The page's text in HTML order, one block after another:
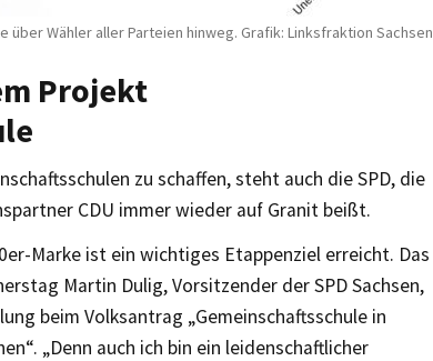
Wähler aller Parteien hinweg. Grafik: Linksfraktion Sachsen
Projekt
zu schaffen, steht auch die SPD, die
CDU immer wieder auf Granit beißt.
Marke ist ein wichtiges Etappenziel erreicht. Das
Martin Dulig, Vorsitzender der SPD Sachsen,
beim Volksantrag „Gemeinschaftsschule in
„Denn auch ich bin ein leidenschaftlicher